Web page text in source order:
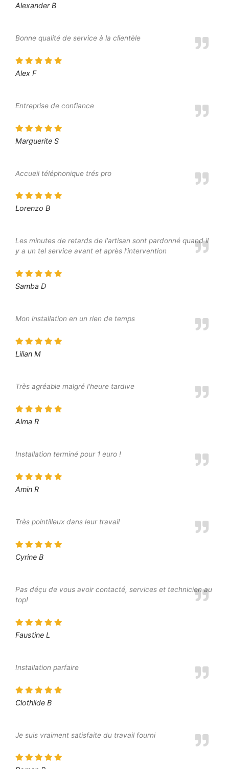
Alexander B
Bonne qualité de service à la clientèle
Alex F
Entreprise de confiance
Marguerite S
Accueil téléphonique trés pro
Lorenzo B
Les minutes de retards de l'artisan sont pardonné quand il
y a un tel service avant et après l'intervention
Samba D
Mon installation en un rien de temps
Lilian M
Très agréable malgré l'heure tardive
Alma R
Installation terminé pour 1 euro !
Amin R
Très pointilleux dans leur travail
Cyrine B
Pas déçu de vous avoir contacté, services et technicien au
top!
Faustine L
Installation parfaire
Clothilde B
Je suis vraiment satisfaite du travail fourni